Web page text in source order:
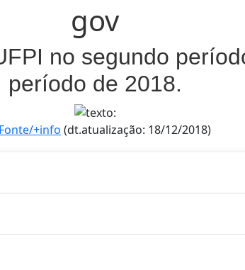
gov
no segundo
período de 2018.
+info (dt.atualização: 18/12/2018)